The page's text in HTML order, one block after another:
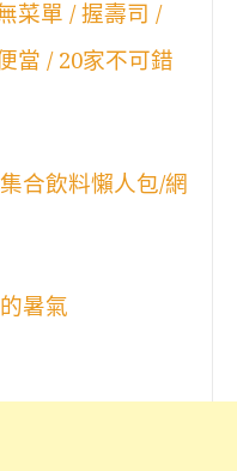
菜單 / 握壽司 /
當 / 20家不可錯
合飲料懶人包/網
暑氣